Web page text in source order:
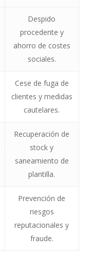
Despido
procedente y
ahorro de costes
sociales.
Cese de fuga de
clientes y medidas
cautelares.
Recuperación de
stock y
saneamiento de
plantilla.
Prevención de
riesgos
reputacionales y
fraude.